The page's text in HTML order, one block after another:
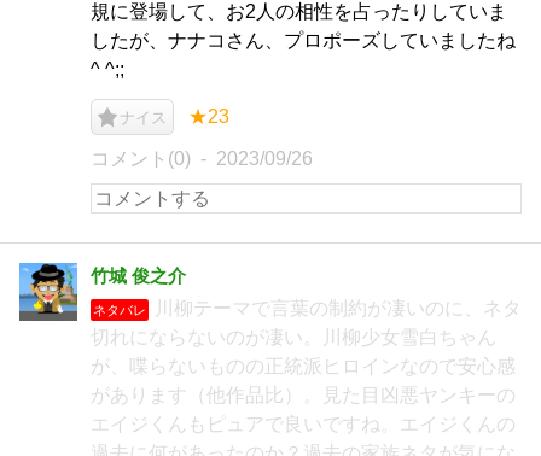
規に登場して、お2人の相性を占ったりしていま
したが、ナナコさん、プロポーズしていましたね
^ ^;;
ナイス ★23
コメント(0) 2023/09/26
竹城 俊之介
ネタバレ
川柳テーマで言葉の制約が凄いのに、ネタ
切れにならないのが凄い。川柳少女雪白ちゃん
が、喋らないものの正統派ヒロインなので安心感
があります（他作品比）。見た目凶悪ヤンキーの
エイジくんもピュアで良いですね。エイジくんの